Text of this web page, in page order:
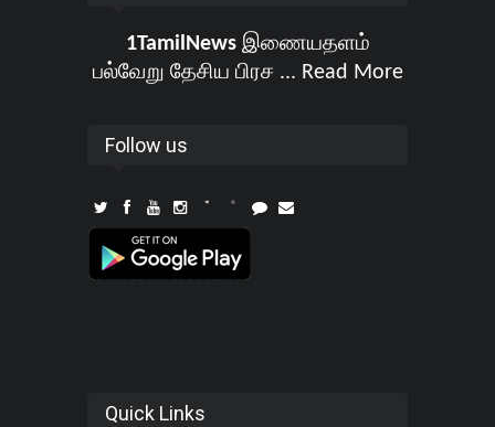
1TamilNewsஇணையதளம்
பல்வேறு தேசிய பிரச ... Read More
Follow us
Quick Links